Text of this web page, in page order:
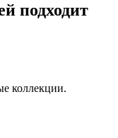
подходит
коллекции.